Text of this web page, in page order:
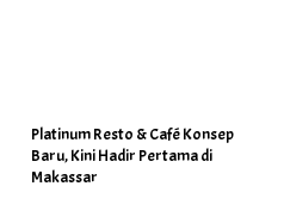
Platinum Resto & Café Konsep
Baru, Kini Hadir Pertama di
Makassar